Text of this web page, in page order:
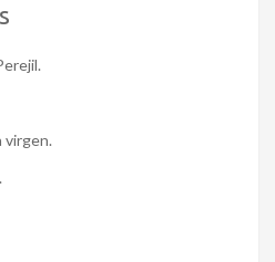
virgen.